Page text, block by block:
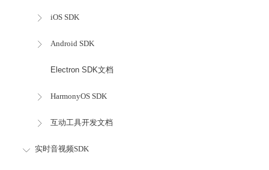
iOS SDK
Android SDK
Electron SDK文档
HarmonyOS SDK
互动工具开发文档
实时音视频SDK